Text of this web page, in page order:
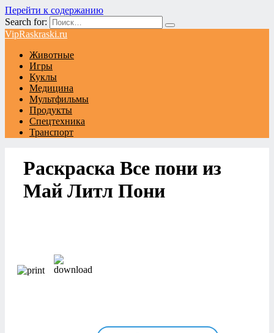
Перейти к содержанию
Search for:
VipRaskraski.ru
Животные
Игры
Куклы
Медицина
Мультфильмы
Продукты
Спецтехника
Транспорт
Раскраска Все пони из
Май Литл Пони